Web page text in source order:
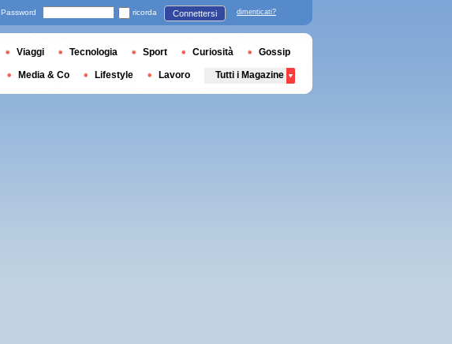
Password ricorda Connettersi dimenticati?
Viaggi Tecnologia Sport Curiosità Gossip
Media & Co Lifestyle Lavoro Tutti i Magazine